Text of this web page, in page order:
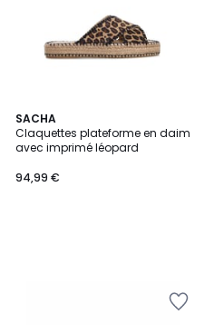
SACHA
Claquettes plateforme en daim
avec imprimé léopard
94,99 €